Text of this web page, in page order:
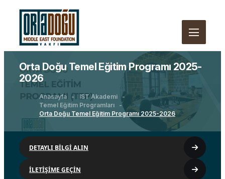
Orta Doğu Temel Eğitim Programı 2025-
2026
Anasayfa
IST Akademi
Temel Eğitim Programları
Orta Doğu Temel Eğitim Programı 2025-2026
DETAYLI BİLGİ ALIN
İLETİŞİME GEÇİN